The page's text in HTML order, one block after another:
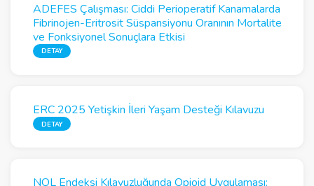
ADEFES Çalışması: Ciddi Perioperatif Kanamalarda
Fibrinojen-Eritrosit Süspansiyonu Oranının Mortalite
ve Fonksiyonel Sonuçlara Etkisi
DETAY
ERC 2025 Yetişkin İleri Yaşam Desteği Kılavuzu
DETAY
NOL Endeksi Kılavuzluğunda Opioid Uygulaması: